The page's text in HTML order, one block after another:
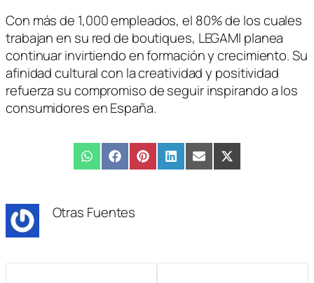
Con más de 1,000 empleados, el 80% de los cuales
trabajan en su red de boutiques, LEGAMI planea
continuar invirtiendo en formación y crecimiento. Su
afinidad cultural con la creatividad y positividad
refuerza su compromiso de seguir inspirando a los
consumidores en España.
Compartir
en
WhatsAppCompartir
en
FacebookCompartir
en
PinterestCompartir
en
LinkedInCompartir
en
EmailCompartir
en
X
(Twitter)
Otras Fuentes